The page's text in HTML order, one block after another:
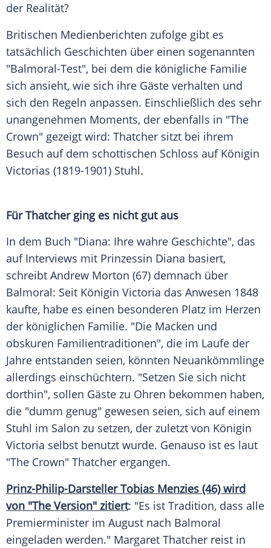
der Realität?
Britischen Medienberichten zufolge gibt es
tatsächlich Geschichten über einen sogenannten
"Balmoral-Test", bei dem die königliche Familie
sich ansieht, wie sich ihre Gäste verhalten und
sich den Regeln anpassen. Einschließlich des sehr
unangenehmen Moments, der ebenfalls in "The
Crown" gezeigt wird: Thatcher sitzt bei ihrem
Besuch auf dem schottischen Schloss auf Königin
Victorias (1819-1901) Stuhl.
Für Thatcher ging es nicht gut aus
In dem Buch "Diana: Ihre wahre Geschichte", das
auf Interviews mit Prinzessin Diana basiert,
schreibt Andrew Morton (67) demnach über
Balmoral: Seit Königin Victoria das Anwesen 1848
kaufte, habe es einen besonderen Platz im Herzen
der königlichen Familie. "Die Macken und
obskuren Familientraditionen", die im Laufe der
Jahre entstanden seien, könnten Neuankömmlinge
allerdings einschüchtern. "Setzen Sie sich nicht
dorthin", sollen Gäste zu Ohren bekommen haben,
die "dumm genug" gewesen seien, sich auf einem
Stuhl im Salon zu setzen, der zuletzt von Königin
Victoria selbst benutzt wurde. Genauso ist es laut
"The Crown" Thatcher ergangen.
Prinz-Philip-Darsteller Tobias Menzies (46) wird
von "The Version" zitiert: "Es ist Tradition, dass alle
Premierminister im August nach Balmoral
eingeladen werden." Margaret Thatcher reist in